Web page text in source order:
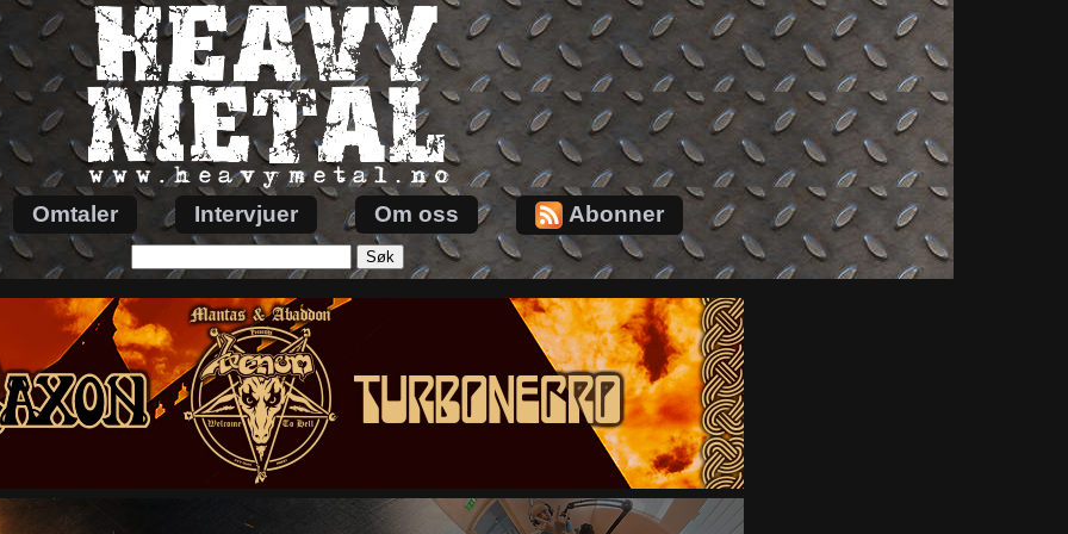
Omtaler Intervjuer Om oss Abonner
etter: